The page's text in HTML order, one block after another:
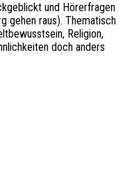
und Hörerfragen
gehen raus). Thematisch
Religion,
doch anders